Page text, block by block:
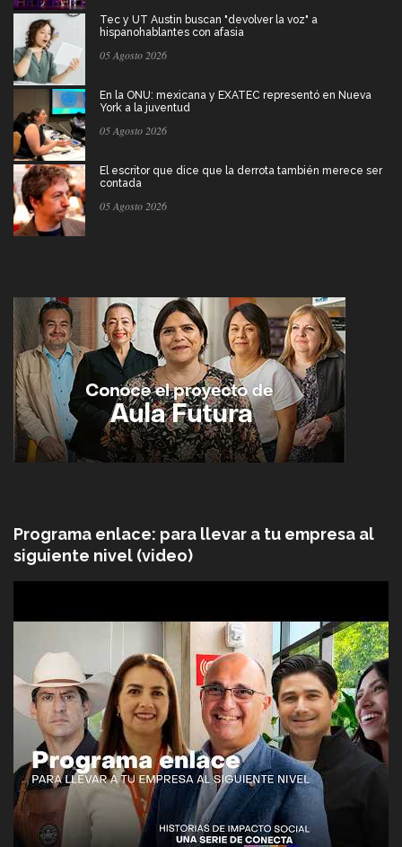
Tec y UT Austin buscan "devolver la voz" a
hispanohablantes con afasia
05 Agosto 2026
En la ONU: mexicana y EXATEC representó en Nueva
York a la juventud
05 Agosto 2026
El escritor que dice que la derrota también merece ser
contada
05 Agosto 2026
Programa enlace: para llevar a tu empresa al
siguiente nivel (video)